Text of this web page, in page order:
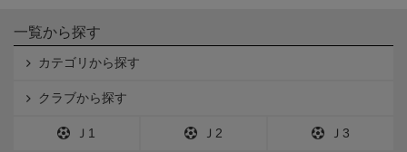
一覧から探す
カテゴリから探す
クラブから探す
Ｊ1 Ｊ2 Ｊ3